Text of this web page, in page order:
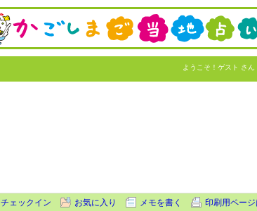
ようこそ！ ゲスト さん
チェックイン お気に入り メモを書く 印刷用ページ